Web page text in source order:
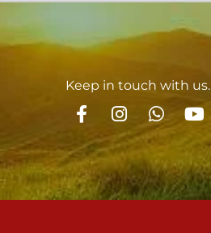
Keep in touch with us.